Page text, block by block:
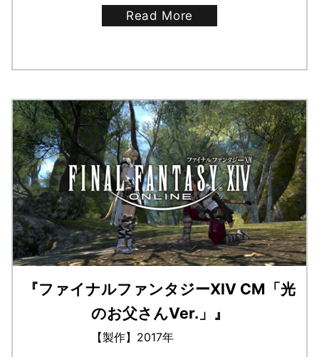
Read More
『ファイナルファンタジーXIV CM「光
のお父さんVer.」』
【製作】2017年